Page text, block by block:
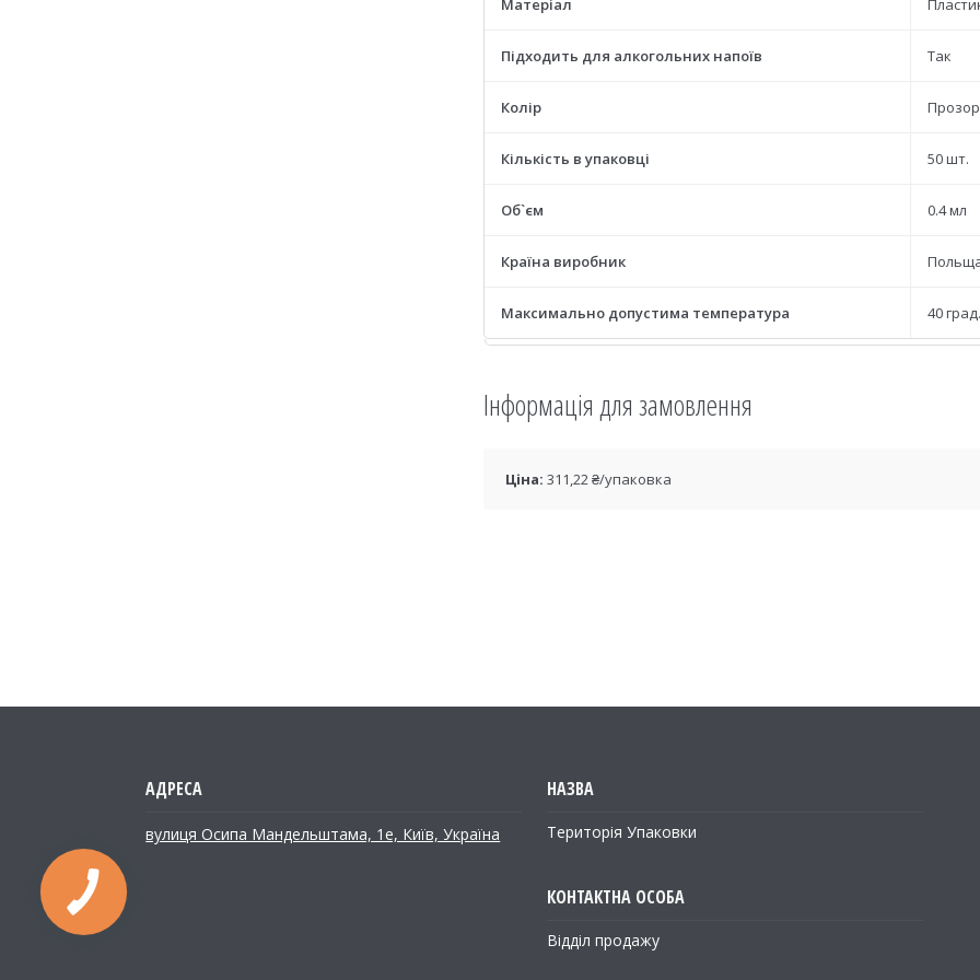
Матеріал
Підходить для алкогольних напоїв Так
Колір
Кількість в упаковці 50 шт.
Об`єм 0.4 мл
Країна виробник
Максимально допустима температура 40 град.
Інформація для замовлення
Ціна: 311,22 ₴/упаковка
вулиця Осипа Мандельштама, 1е, Київ, Україна Територія Упаковки
Відділ продажу